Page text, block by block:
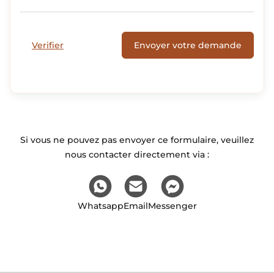
Verifier Envoyer votre demande
Si vous ne pouvez pas envoyer ce formulaire, veuillez
nous contacter directement via :
WhatsappEmailMessenger